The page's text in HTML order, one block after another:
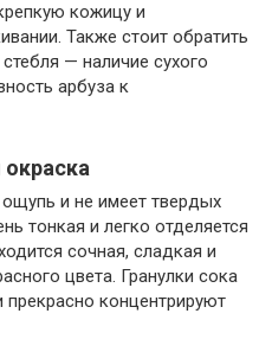
кожицу и
Также стоит обратить
— наличие сухого
арбуза к
и не имеет твердых
тонкая и легко отделяется
сочная, сладкая и
цвета. Гранулки сока
концентрируют